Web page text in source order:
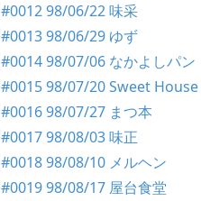
#0012 98/06/22 味采
#0013 98/06/29 ゆず
#0014 98/07/06 なかよしパン
#0015 98/07/20 Sweet House
#0016 98/07/27 まつ本
#0017 98/08/03 味正
#0018 98/08/10 メルヘン
#0019 98/08/17 屋台食堂